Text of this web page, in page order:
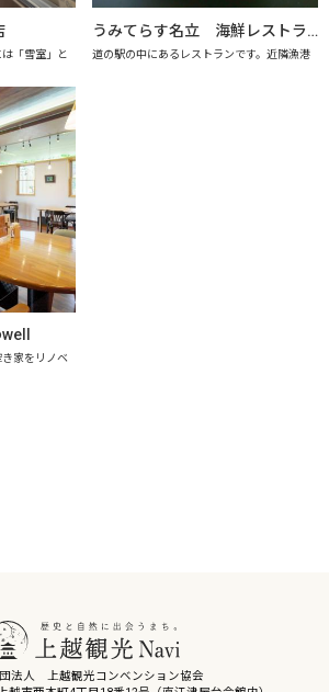
「雪室」と
うみてらす名立 海鮮レストラン「海のだいどこや」 【上越市地産地消推進の店認定店】
道の駅の中にあるレストランです。近隣漁港
家をリノベ
法人 上越観光コンベンション協会